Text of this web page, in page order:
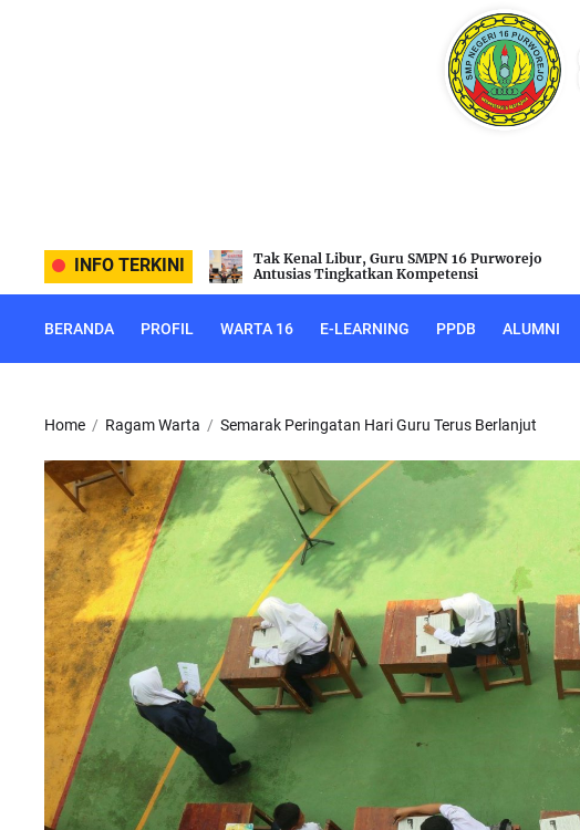
INFO TERKINI
SMPN 16 Purworejo
Kompetensi
Rayakan Idul Adha, SMPN 16 Purworejo
Laksanakan Penyembelihan Hewan Kurban
BERANDA PROFIL WARTA 16 E-LEARNING PPDB ALUMNI
Home Ragam Warta Semarak Peringatan Hari Guru Terus Berlanjut